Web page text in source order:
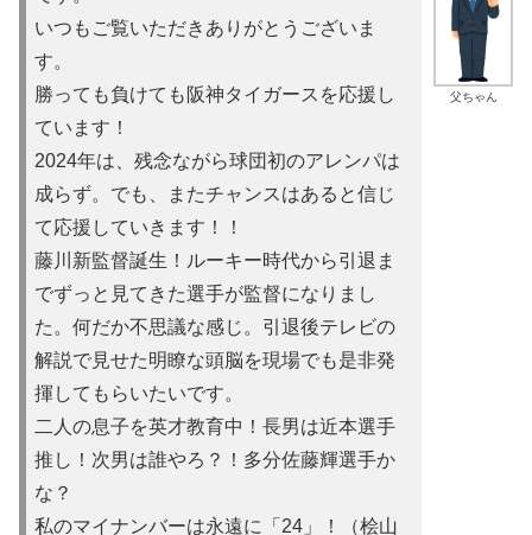
父ちゃん
いつもご覧いただきありがとうございま
す。
勝っても負けても阪神タイガースを応援し
ています！
2024年は、残念ながら球団初のアレンパは
成らず。でも、またチャンスはあると信じ
て応援していきます！！
藤川新監督誕生！ルーキー時代から引退ま
でずっと見てきた選手が監督になりまし
た。何だか不思議な感じ。引退後テレビの
解説で見せた明瞭な頭脳を現場でも是非発
揮してもらいたいです。
二人の息子を英才教育中！長男は近本選手
推し！次男は誰やろ？！多分佐藤輝選手か
な？
私のマイナンバーは永遠に「24」！（桧山